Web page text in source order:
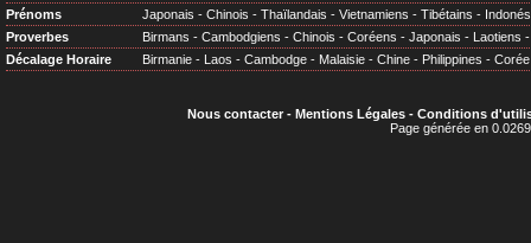
Prénoms
Japonais - Chinois - Thaïlandais - Vietnamiens - Tibétains -
Proverbes
Birmans - Cambodgiens - Chinois - Coréens - Japonais - Laotiens
Décalage Horaire
Birmanie - Laos - Cambodge - Malaisie - Chine - Philippines - Corée
Nous contacter- Mentions Légales- Conditions
Page générée en